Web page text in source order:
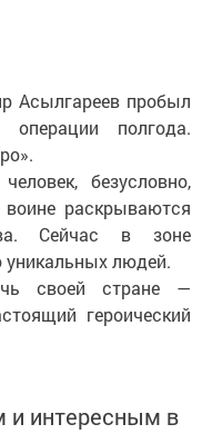
Асылгареев пробыл
полгода.
безусловно,
раскрываются
Сейчас в зоне
уникальных людей.
своей стране —
героический
интересным в